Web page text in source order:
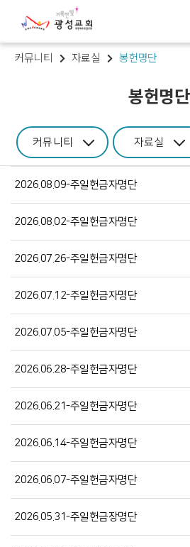
커뮤니티 자료실 봉헌명단
봉헌명단
커뮤니티 자료실
2026.08.09-주일헌금자명단
2026.08.02-주일헌금자명단
2026.07.26-주일헌금자명단
2026.07.12-주일헌금자명단
2026.07.05-주일헌금자명단
2026.06.28-주일헌금자명단
2026.06.21-주일헌금자명단
2026.06.14-주일헌금자명단
2026.06.07-주일헌금자명단
2026.05.31-주일헌금장명단